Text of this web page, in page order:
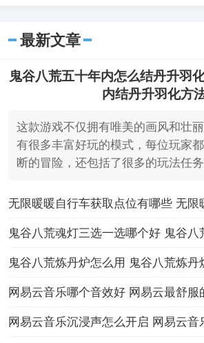
样。
最新文章
鬼谷八荒五十年内怎么结丹升羽
内结丹升羽化方
这款游戏不仅拥有唯美的画风和壮
有很多丰富好玩的模式，每位玩家
断的冒险，还包括了很多的玩法任
鬼谷八荒炼丹炉怎么用 鬼谷八荒炼丹
网易云音乐哪个音效好 网易云最舒服